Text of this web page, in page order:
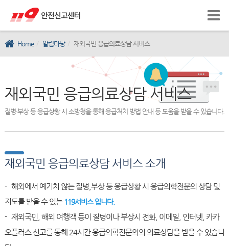
Home 알림마당 재외국민 응급의료상담 서비스
재외국민 응급의료상담 서비스
질병·부상 등 응급상황 시 소방청을 통해 응급처치 방법 안내 등 도움을 받을 수 있습니다.
재외국민 응급의료상담 서비스 소개
- 해외에서 예기치 않는 질병,부상 등 응급상황 시 응급의학전문의 상담 및
지도를 받을 수 있는 119서비스 입니다.
- 재외국민, 해외 여행객 등이 질병이나 부상시 전화, 이메일, 인터넷, 카카
오플러스 신고를 통해 24시간 응급의학전문의의 의료상담을 받을 수 있습니